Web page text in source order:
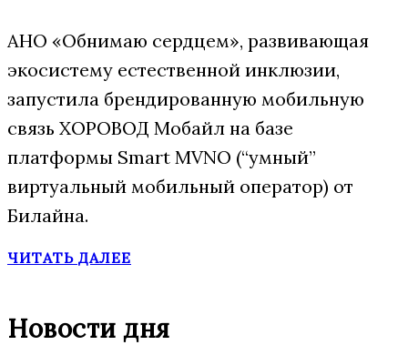
АНО «Обнимаю сердцем», развивающая
экосистему естественной инклюзии,
запустила брендированную мобильную
связь ХОРОВОД Мобайл на базе
платформы Smart MVNO (“умный”
виртуальный мобильный оператор) от
Билайна.
ЧИТАТЬ ДАЛЕЕ
Новости дня